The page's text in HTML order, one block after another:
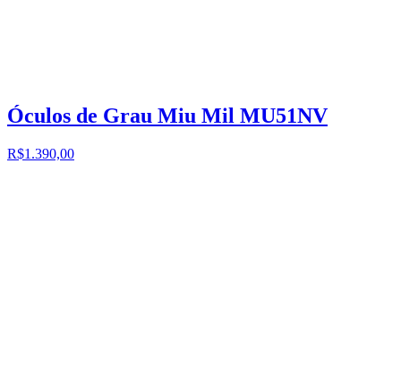
Óculos de Grau Miu Mil MU51NV
R$1.390,00